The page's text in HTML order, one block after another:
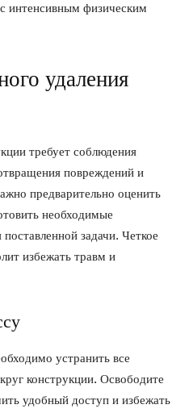
интенсивным физическим
удаления
требует соблюдения
повреждений и
предварительно оценить
необходимые
задачи. Четкое
избежать травм и
устранить все
конструкции. Освободите
удобный доступ и избежать